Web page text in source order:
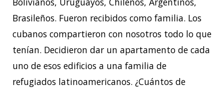
Brasileños. Fueron recibidos como familia. Los
cubanos compartieron con nosotros todo lo que
tenían. Decidieron dar un apartamento de cada
uno de esos edificios a una familia de
refugiados latinoamericanos. ¿Cuántos de